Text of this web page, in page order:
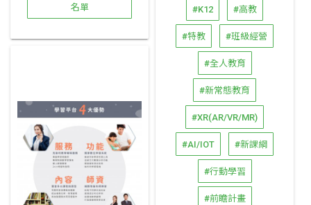
名單
#K12 #高教
#特教 #班級經營
#全人教育
#新常態教育
#XR(AR/VR/MR)
#AI/IOT #新課綱
#行動學習
#前瞻計畫